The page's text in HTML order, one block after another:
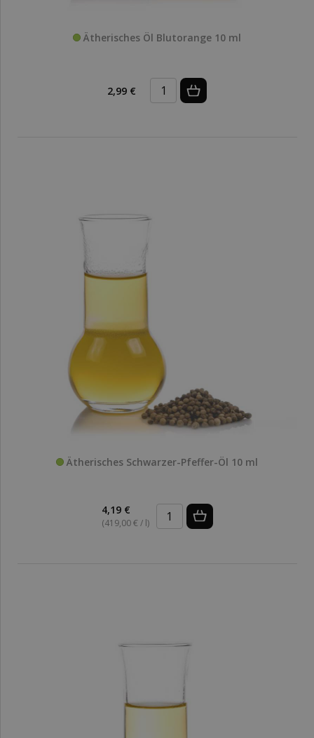
Ätherisches Öl Blutorange 10 ml
2,99 €
Ätherisches Schwarzer-Pfeffer-Öl 10 ml
4,19 €
(419,00 € / l)